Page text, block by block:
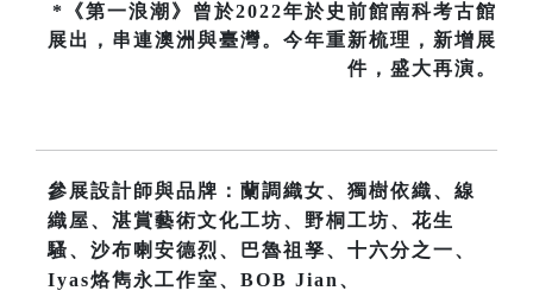
*《第一浪潮》曾於2022年於史前館南科考古館
展出，串連澳洲與臺灣。今年重新梳理，新增展
件，盛大再演。
參展設計師與品牌：蘭調織女、獨樹依織、線
織屋、湛賞藝術文化工坊、野桐工坊、花生
騷、沙布喇安德烈、巴魯祖孥、十六分之一、
Iyas烙雋永工作室、BOB Jian、